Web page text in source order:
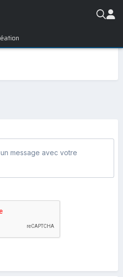
message avec votre